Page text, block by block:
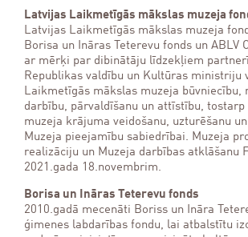
Latvijas Laikmetīgās mākslas muzeja
Latvijas Laikmetīgās mākslas muzeja
Borisa un Ināras Teterevu fonds un ABLV
ar mērķi par dibinātāju līdzekļiem
Republikas valdību un Kultūras ministriju
Laikmetīgās mākslas muzeja būvniecību,
darbību, pārvaldīšanu un attīstību,
muzeja krājuma veidošanu, uzturēšanu
Muzeja pieejamību sabiedrībai. Muzeja
realizāciju un Muzeja darbības atklāšanu
2021.gada 18.novembrim.
Borisa un Ināras Teterevu fonds
2010.gadā mecenāti Boriss un Ināra
ģimenes labdarības fondu, lai atbalstītu